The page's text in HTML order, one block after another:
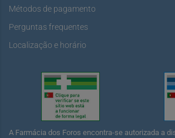
Métodos de pagamento
Perguntas frequentes
Localização e horário
A Farmácia dos Foros encontra-se autorizada a